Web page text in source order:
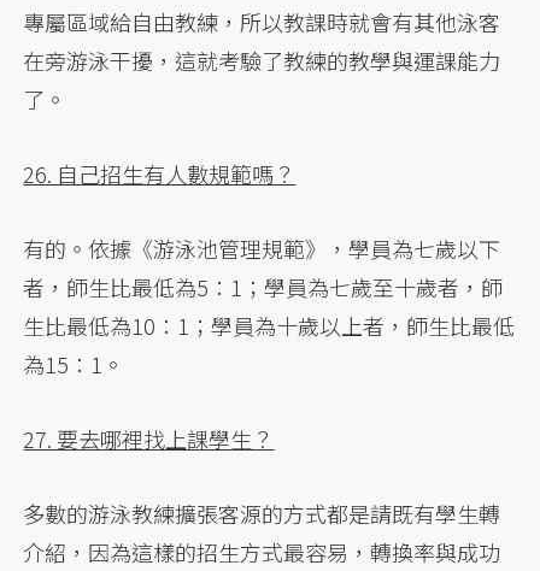
專屬區域給自由教練，所以教課時就會有其他泳客
在旁游泳干擾，這就考驗了教練的教學與運課能力
了。
26. 自己招生有人數規範嗎？
有的。依據《游泳池管理規範》，學員為七歲以下
者，師生比最低為5：1；學員為七歲至十歲者，師
生比最低為10：1；學員為十歲以上者，師生比最低
為15：1。
27. 要去哪裡找上課學生？
多數的游泳教練擴張客源的方式都是請既有學生轉
介紹，因為這樣的招生方式最容易，轉換率與成功